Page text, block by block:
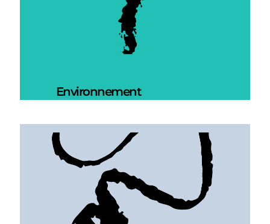
Environnement